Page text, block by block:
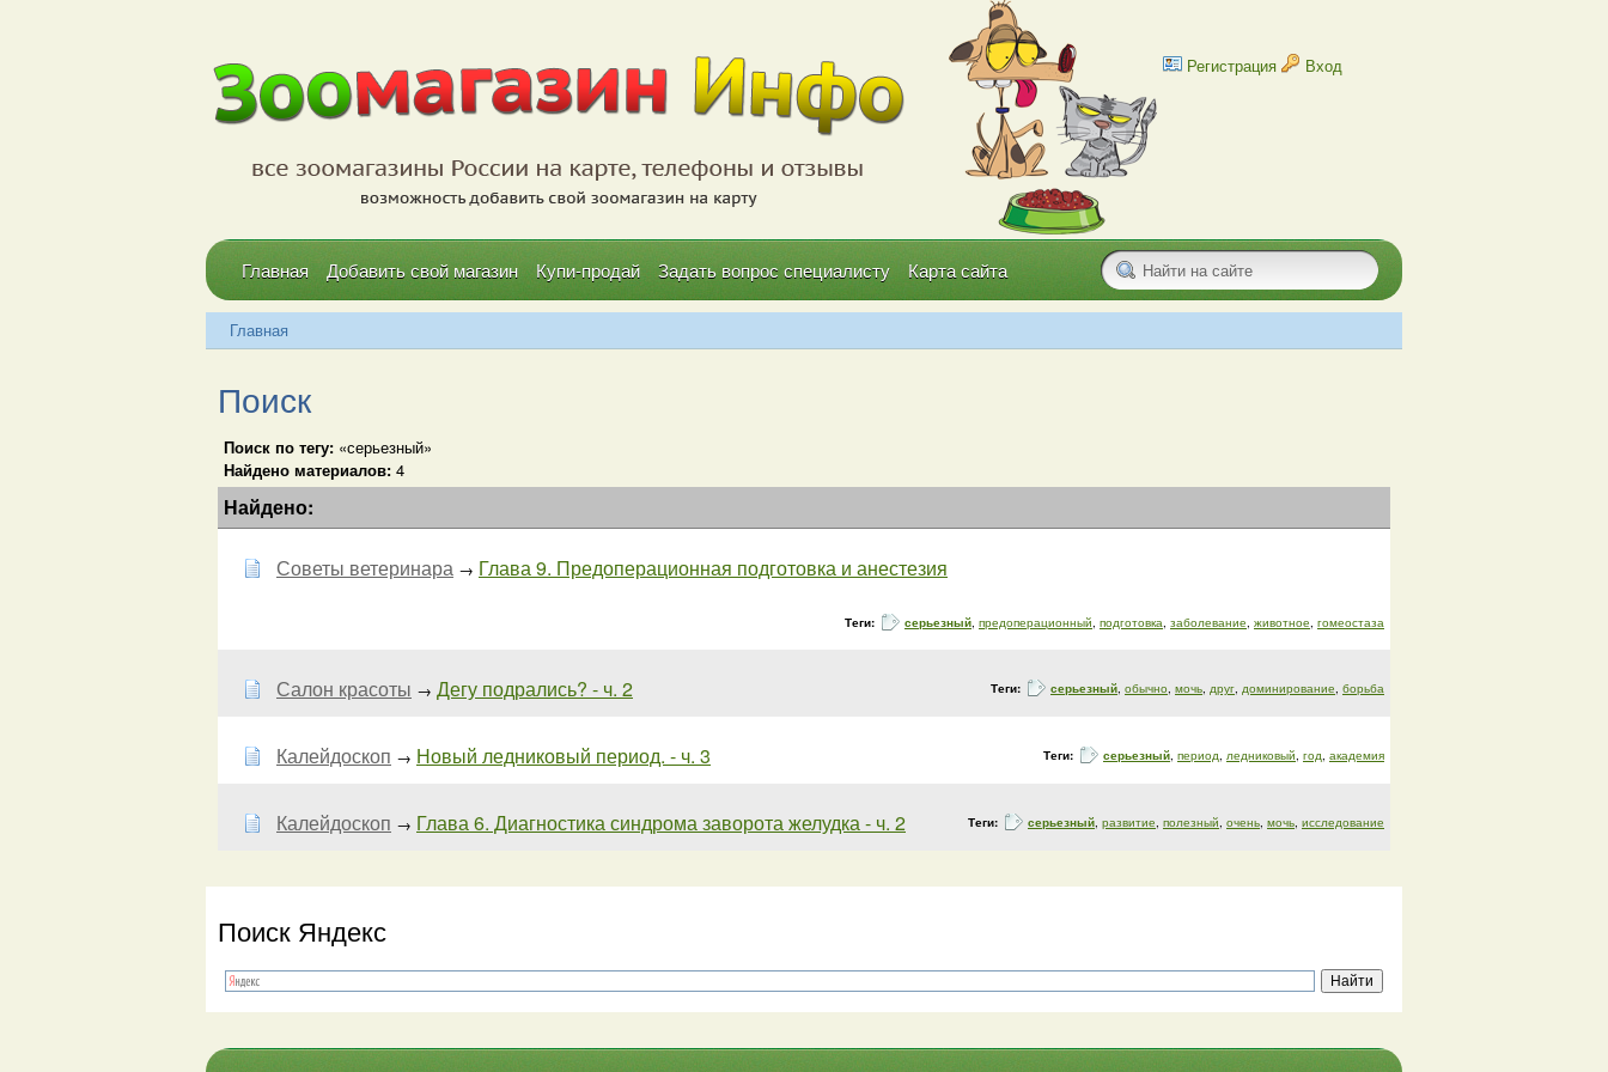
Регистрация Вход
Главная Добавить свой магазин Купи-продай Задать вопрос специалисту Карта сайта
Главная
Поиск
Поиск по тегу: «серьезный»
Найдено материалов: 4
Найдено:
Советы ветеринара → Глава 9. Предоперационная подготовка и анестезия
Теги: серьезный, предоперационный, подготовка, заболевание, животное, гомеостаза
Салон красоты → Дегу подрались? - ч. 2 Теги: серьезный, обычно, мочь, друг, доминирование, борьба
Калейдоскоп → Новый ледниковый период. - ч. 3 Теги: серьезный, период, ледниковый, год, академия
Калейдоскоп → Глава 6. Диагностика синдрома заворота желудка - ч. 2 Теги: серьезный, развитие, полезный, очень, мочь, исследование
Поиск Яндекс